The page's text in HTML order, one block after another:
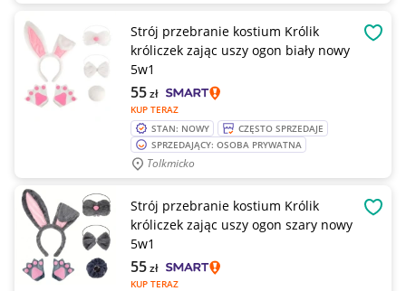
Strój przebranie kostium Królik
króliczek zając uszy ogon biały nowy
5w1
KUP TERAZ
55zł
STAN: NOWY
CZĘSTO SPRZEDAJE
SPRZEDAJĄCY: OSOBA PRYWATNA
Tolkmicko
Strój przebranie kostium Królik
króliczek zając uszy ogon szary nowy
5w1
KUP TERAZ
55zł